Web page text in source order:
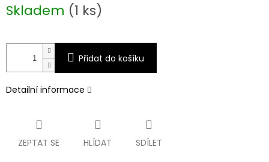
cena:
Skladem (1 ks)
Přidat do košíku
Detailní informace
ZEPTAT SE HLÍDAT SDÍLET